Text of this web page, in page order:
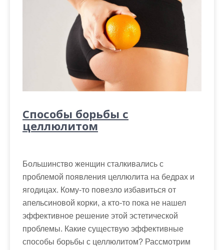
Способы борьбы с
целлюлитом
Большинство женщин сталкивались с
проблемой появления целлюлита на бедрах и
ягодицах. Кому-то повезло избавиться от
апельсиновой корки, а кто-то пока не нашел
эффективное решение этой эстетической
проблемы. Какие существую эффективные
способы борьбы с целлюлитом? Рассмотрим